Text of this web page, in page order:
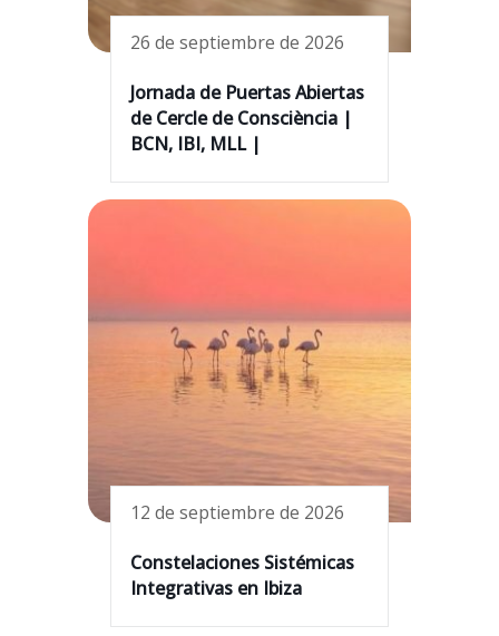
26 de septiembre de 2026
Jornada de Puertas Abiertas
de Cercle de Consciència |
BCN, IBI, MLL |
12 de septiembre de 2026
Constelaciones Sistémicas
Integrativas en Ibiza